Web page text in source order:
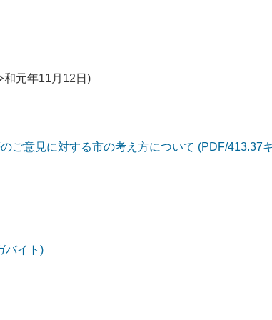
元年11月12日)
ご意見に対する市の考え方について (PDF/413.37
バイト)